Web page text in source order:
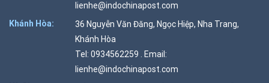
lienhe@indochinapost.com
Khánh Hòa:
36 Nguyễn Văn Đăng, Ngọc Hiệp, Nha Trang,
Khánh Hòa
Tel: 0934562259 . Email:
lienhe@indochinapost.com